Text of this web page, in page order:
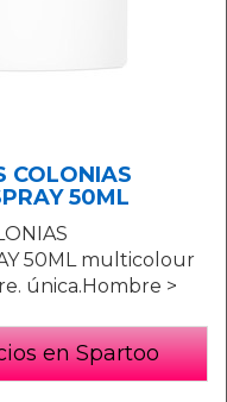
COLONIAS
50ML
50ML multicolour
única.Hombre >
en Spartoo